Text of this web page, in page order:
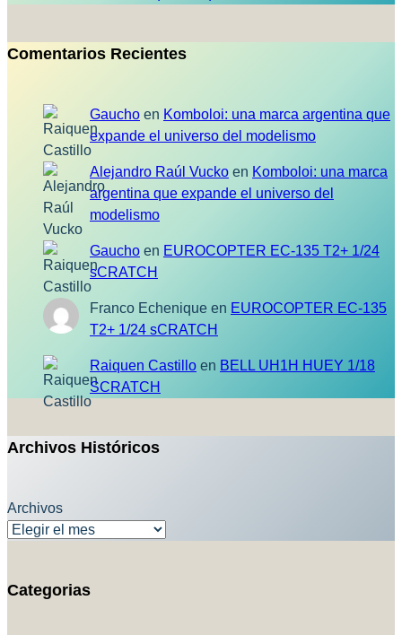
Comentarios Recientes
Gaucho en Komboloi: una marca argentina que
expande el universo del modelismo
Alejandro Raúl Vucko en Komboloi: una marca
argentina que expande el universo del
modelismo
Gaucho en EUROCOPTER EC-135 T2+ 1/24
sCRATCH
Franco Echenique en EUROCOPTER EC-135
T2+ 1/24 sCRATCH
Raiquen Castillo en BELL UH1H HUEY 1/18
SCRATCH
Archivos Históricos
Archivos
Categorias